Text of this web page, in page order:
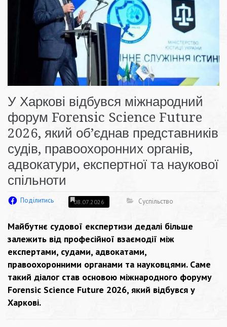
У Харкові відбувся міжнародний
форум Forensic Science Future
2026, який об’єднав представників
судів, правоохоронних органів,
адвокатури, експертної та наукової
спільноти
Поділитись 08.07.2026 Суспільство
Майбутнє судової експертизи дедалі більше
залежить від професійної взаємодії між
експертами, судами, адвокатами,
правоохоронними органами та науковцями. Саме
такий діалог став основою міжнародного форуму
Forensic Science Future 2026, який відбувся у
Харкові.